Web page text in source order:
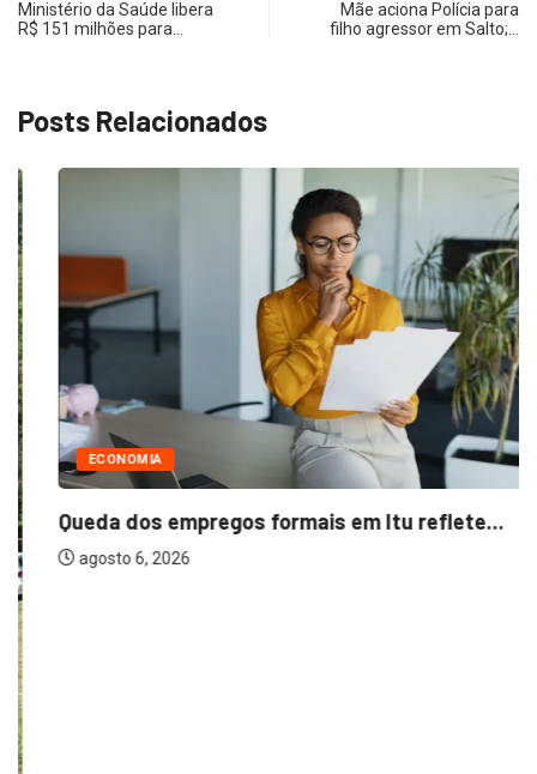
Ministério da Saúde libera
R$ 151 milhões para…
Mãe aciona Polícia para
filho agressor em Salto;…
Posts Relacionados
ECONOMIA
Queda dos empregos formais em Itu reflete...
agosto 6, 2026